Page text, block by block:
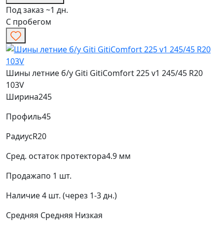
Под заказ ~1 дн.
С пробегом
Шины летние б/у Giti GitiComfort 225 v1 245/45 R20
103V
Ширина245
Профиль45
РадиусR20
Сред. остаток протектора4.9 мм
Продажапо 1 шт.
Наличие4 шт. (через 1-3 дн.)
Средняя Средняя Низкая